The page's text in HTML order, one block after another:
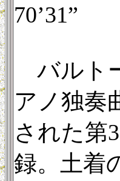
70’31”
バルト
アノ独奏
された第
録。土着